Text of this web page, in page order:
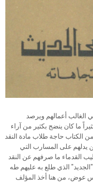
الغالب أعمالهم ويرصد
ما كان ينضج بكثير من آراء
الكتاب حاجة طلاب مادة النقد
يدلهم على المسارب التي
القدماء ما صرفهم عن النقد
الذي طلع به عليهم طه
عوض، من هنا أخذ المؤلف